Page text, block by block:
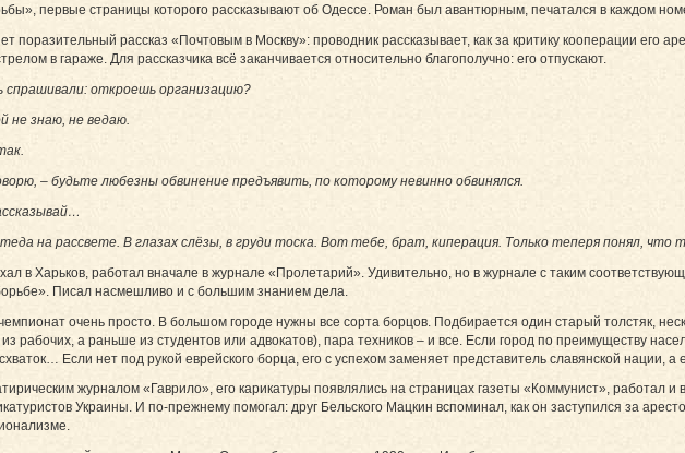
первые страницы которого рассказывают об Одессе. Роман был авантюрным, печатался в каждом
поразительный рассказ «Почтовым в Москву»: проводник рассказывает, как за критику кооперации его
в гараже. Для рассказчика всё заканчивается относительно благополучно: его отпускают.
спрашивали: откроешь организацию?
не знаю, не ведаю.
– будьте любезны обвинение предъявить, по которому невинно обвинялся.
на рассвете. В глазах слёзы, в груди тоска. Вот тебе, брат, киперация. Только теперя понял, что
в Харьков, работал вначале в журнале «Пролетарий». Удивительно, но в журнале с таким
Писал насмешливо и с большим знанием дела.
очень просто. В большом городе нужны все сорта борцов. Подбирается один старый толстяк,
рабочих, а раньше из студентов или адвокатов), пара техников – и все. Если город по преимуществу
Если нет под рукой еврейского борца, его с успехом заменяет представитель славянской нации, а
журналом «Гаврило», его карикатуры появлялись на страницах газеты «Коммунист», работал
Украины. И по-прежнему помогал: друг Бельского Мацкин вспоминал, как он заступился за